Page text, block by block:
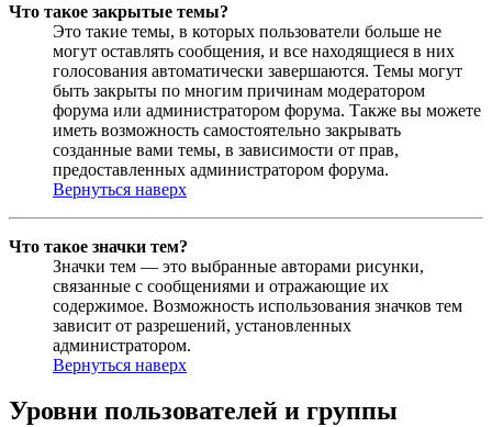
Что такое закрытые темы?
Это такие темы, в которых пользователи больше не
могут оставлять сообщения, и все находящиеся в них
голосования автоматически завершаются. Темы могут
быть закрыты по многим причинам модератором
форума или администратором форума. Также вы можете
иметь возможность самостоятельно закрывать
созданные вами темы, в зависимости от прав,
предоставленных администратором форума.
Вернуться наверх
Что такое значки тем?
Значки тем — это выбранные авторами рисунки,
связанные с сообщениями и отражающие их
содержимое. Возможность использования значков тем
зависит от разрешений, установленных
администратором.
Вернуться наверх
Уровни пользователей и группы